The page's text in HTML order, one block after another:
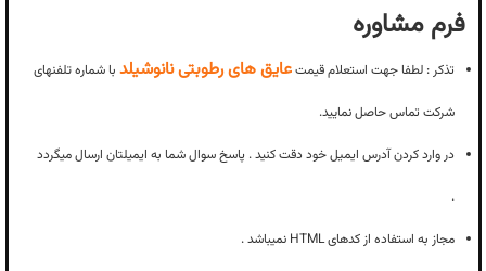
فرم مشاوره
تذکر : لطفا جهت استعلام قیمتعایق های رطوبتی نانوشیلد با شماره تلفنهای
شرکت تماس حاصل نمایید.
در وارد کردن آدرس ایمیل خود دقت کنید . پاسخ سوال شما به ایمیلتان ارسال میگردد
.
مجاز به استفاده از کدهای HTML نمیباشد .